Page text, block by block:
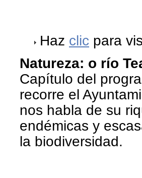
Haz clic para
Natureza: o río
Capítulo del
recorre el
nos habla de su
endémicas y
la biodiversidad.